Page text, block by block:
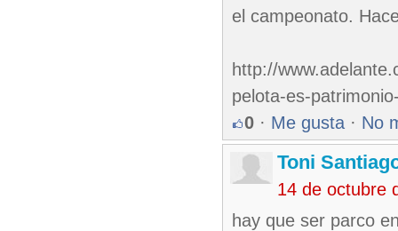
el campeonato.
http://
pelota-es-
0 · Me gusta · No
Toni
14 de octubre
hay que ser parco